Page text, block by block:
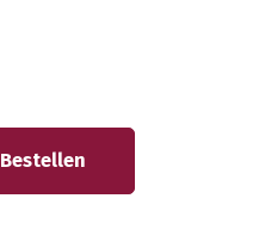
Bestellen